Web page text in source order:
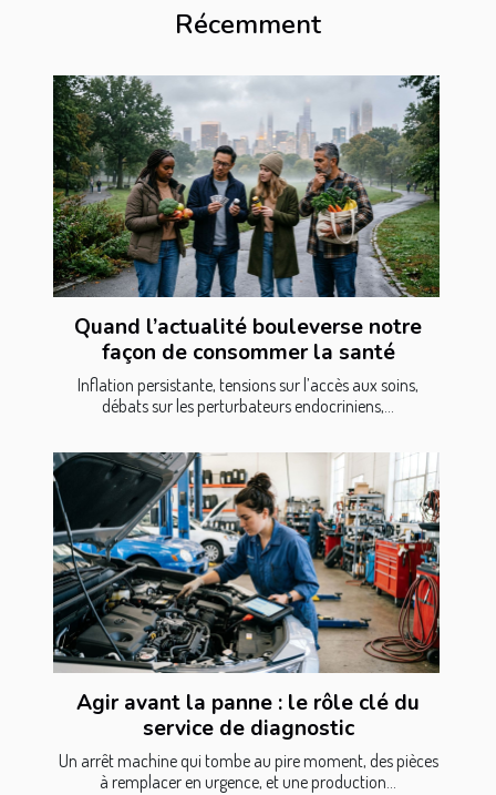
Récemment
Quand l’actualité bouleverse notre
façon de consommer la santé
Inflation persistante, tensions sur l’accès aux soins,
débats sur les perturbateurs endocriniens,...
Agir avant la panne : le rôle clé du
service de diagnostic
Un arrêt machine qui tombe au pire moment, des pièces
à remplacer en urgence, et une production...